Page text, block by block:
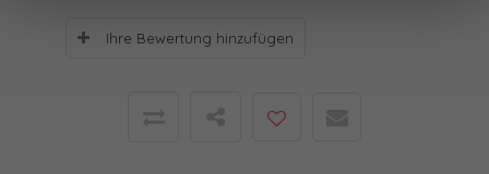
Ihre Bewertung hinzufügen